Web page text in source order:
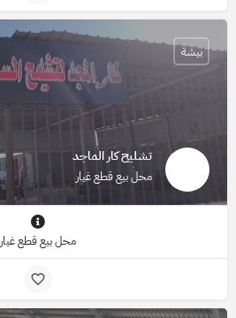
تشليح كار الماجد
محل بيع قطع غيار
بيشة
محل بيع قطع غيار